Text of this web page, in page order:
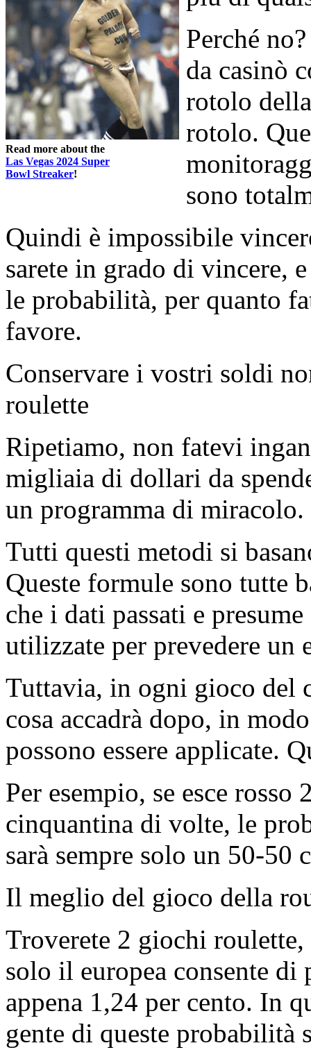
Read more about the
Las Vegas 2024 Super
Bowl Streaker!
Perché
da casinò
rotolo
rotolo.
sono
Quindi è impossibile
sarete in grado di vincere,
le probabilità, per quanto
favore.
Conservare i vostri soldi
roulette
Ripetiamo, non fatevi
migliaia di dollari da
un programma di miracolo.
Tutti questi metodi si
Queste formule sono tutte
che i dati passati e
utilizzate per prevedere un
Tuttavia, in ogni gioco del
cosa accadrà dopo, in
possono essere applicate.
Per esempio, se esce
cinquantina di volte, le
sarà sempre solo un 50-50
Il meglio del gioco della
Troverete 2 giochi
solo il europea consente di
appena 1,24 per cento. In
gente di queste probabilità